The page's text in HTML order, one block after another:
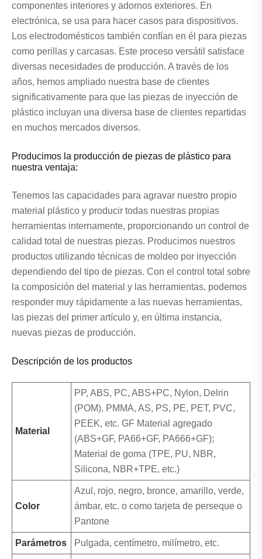
componentes interiores y adornos exteriores. En
electrónica, se usa para hacer casos para dispositivos.
Los electrodomésticos también confían en él para piezas
como perillas y carcasas. Este proceso versátil satisface
diversas necesidades de producción. A través de los
años, hemos ampliado nuestra base de clientes
significativamente para que las piezas de inyección de
plástico incluyan una diversa base de clientes repartidas
en muchos mercados diversos.
Producimos la producción de piezas de plástico para
nuestra ventaja:
Tenemos las capacidades para agravar nuestro propio
material plástico y producir todas nuestras propias
herramientas internamente, proporcionando un control de
calidad total de nuestras piezas. Producimos nuestros
productos utilizando técnicas de moldeo por inyección
dependiendo del tipo de piezas. Con el control total sobre
la composición del material y las herramientas, podemos
responder muy rápidamente a las nuevas herramientas,
las piezas del primer artículo y, en última instancia,
nuevas piezas de producción.
Descripción de los productos
Material
PP, ABS, PC, ABS+PC, Nylon, Delrin
(POM), PMMA, AS, PS, PE, PET, PVC,
PEEK, etc. GF Material agregado
(ABS+GF, PA66+GF, PA666+GF);
Material de goma (TPE, PU, ​​NBR,
Silicona, NBR+TPE, etc.)
Color
Azul, rojo, negro, bronce, amarillo, verde,
ámbar, etc. o como tarjeta de perseque o
Pantone
Parámetros Pulgada, centímetro, milímetro, etc.